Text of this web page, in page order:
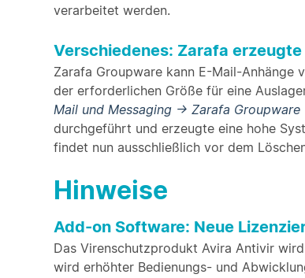
verarbeitet werden.
Verschiedenes: Zarafa
Zarafa Groupware kann E-Mail-Anhänge
der erforderlichen Größe für eine
Mail und Messaging -> Zarafa
durchgeführt und erzeugte eine hohe
findet nun ausschließlich vor dem
Hinweise
Add-on Software: Neue
Das Virenschutzprodukt Avira Antivir
wird erhöhter Bedienungs- und